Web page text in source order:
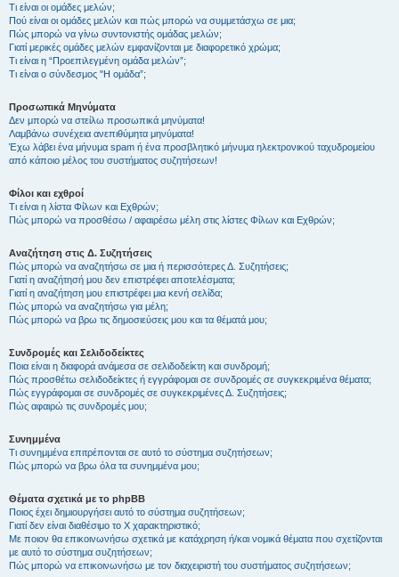
Τι είναι οι ομάδες μελών;
Πού είναι οι ομάδες μελών και πώς μπορώ να συμμετάσχω σε μια;
Πώς μπορώ να γίνω συντονιστής ομάδας μελών;
Γιατί μερικές ομάδες μελών εμφανίζονται με διαφορετικό χρώμα;
Τι είναι η “Προεπιλεγμένη ομάδα μελών”;
Τι είναι ο σύνδεσμος "Η ομάδα”;
Προσωπικά Μηνύματα
Δεν μπορώ να στείλω προσωπικά μηνύματα!
Λαμβάνω συνέχεια ανεπιθύμητα μηνύματα!
Έχω λάβει ένα μήνυμα spam ή ένα προσβλητικό μήνυμα ηλεκτρονικού ταχυδρομείου
από κάποιο μέλος του συστήματος συζητήσεων!
Φίλοι και εχθροί
Τι είναι η λίστα Φίλων και Εχθρών;
Πώς μπορώ να προσθέσω / αφαιρέσω μέλη στις λίστες Φίλων και Εχθρών;
Αναζήτηση στις Δ. Συζητήσεις
Πώς μπορώ να αναζητήσω σε μια ή περισσότερες Δ. Συζητήσεις;
Γιατί η αναζήτησή μου δεν επιστρέφει αποτελέσματα;
Γιατί η αναζήτηση μου επιστρέφει μια κενή σελίδα;
Πώς μπορώ να αναζητήσω για μέλη;
Πώς μπορώ να βρω τις δημοσιεύσεις μου και τα θέματά μου;
Συνδρομές και Σελιδοδείκτες
Ποια είναι η διαφορά ανάμεσα σε σελιδοδείκτη και συνδρομή;
Πώς προσθέτω σελιδοδείκτες ή εγγράφομαι σε συνδρομές σε συγκεκριμένα θέματα;
Πώς εγγράφομαι σε συνδρομές σε συγκεκριμένες Δ. Συζητήσεις;
Πώς αφαιρώ τις συνδρομές μου;
Συνημμένα
Τι συνημμένα επιτρέπονται σε αυτό το σύστημα συζητήσεων;
Πώς μπορώ να βρω όλα τα συνημμένα μου;
Θέματα σχετικά με το phpBB
Ποιος έχει δημιουργήσει αυτό το σύστημα συζητήσεων;
Γιατί δεν είναι διαθέσιμο το Χ χαρακτηριστικό;
Με ποιον θα επικοινωνήσω σχετικά με κατάχρηση ή/και νομικά θέματα που σχετίζονται
με αυτό το σύστημα συζητήσεων;
Πώς μπορώ να επικοινωνήσω με τον διαχειριστή του συστήματος συζητήσεων;